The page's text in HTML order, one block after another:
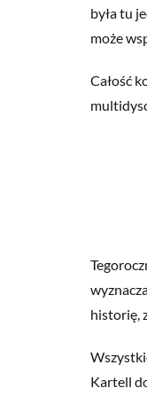
była tu
może
Całość
historię,
Kartell